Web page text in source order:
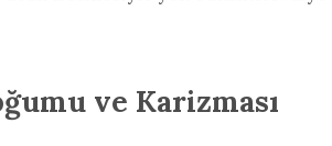
ve Karizması